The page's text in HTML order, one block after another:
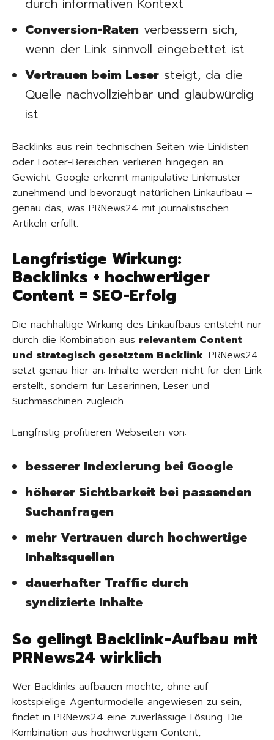
durch informativen Kontext
Conversion-Raten verbessern sich,
wenn der Link sinnvoll eingebettet ist
Vertrauen beim Leser steigt, da die
Quelle nachvollziehbar und glaubwürdig
ist
Backlinks aus rein technischen Seiten wie Linklisten
oder Footer-Bereichen verlieren hingegen an
Gewicht. Google erkennt manipulative Linkmuster
zunehmend und bevorzugt natürlichen Linkaufbau –
genau das, was PRNews24 mit journalistischen
Artikeln erfüllt.
Langfristige Wirkung:
Backlinks + hochwertiger
Content = SEO-Erfolg
Die nachhaltige Wirkung des Linkaufbaus entsteht nur
durch die Kombination aus relevantem Content
und strategisch gesetztem Backlink. PRNews24
setzt genau hier an: Inhalte werden nicht für den Link
erstellt, sondern für Leserinnen, Leser und
Suchmaschinen zugleich.
Langfristig profitieren Webseiten von:
besserer Indexierung bei Google
höherer Sichtbarkeit bei passenden
Suchanfragen
mehr Vertrauen durch hochwertige
Inhaltsquellen
dauerhafter Traffic durch
syndizierte Inhalte
So gelingt Backlink-Aufbau mit
PRNews24 wirklich
Wer Backlinks aufbauen möchte, ohne auf
kostspielige Agenturmodelle angewiesen zu sein,
findet in PRNews24 eine zuverlässige Lösung. Die
Kombination aus hochwertigem Content,